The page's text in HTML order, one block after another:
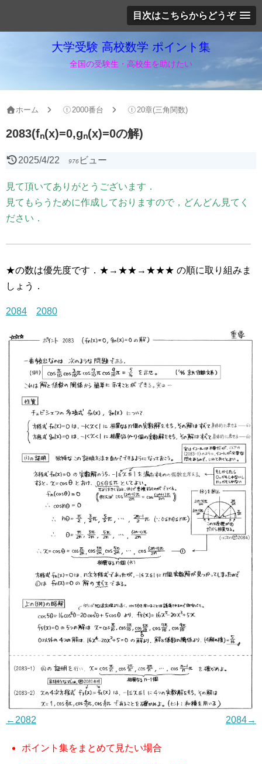
目次はこちらからどうぞ
大学受験 高校数学 ポイント集
全国の受験生・高校生を助けたい
ホーム 2000番台 20章(三角関数)
2083(fₙ(x)=0,gₙ(x)=0の解)
2025/4/22 976ビュー
見て頂いてありがとうございます．
見てもらうために作成しておりますので，どんどん見てく
ださい．
★の数は優先度です．★→★★→★★★ の順に取り組みま
しょう．
2084 2080
←2082 2084→
ポイント集をまとめて見たい場合